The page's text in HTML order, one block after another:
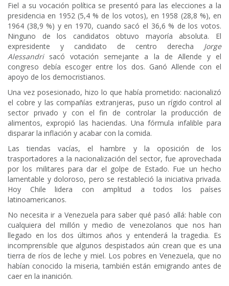
Fiel a su vocación política se presentó para las elecciones a la
presidencia en 1952 (5,4 % de los votos), en 1958 (28,8 %), en
1964 (38,9 %) y en 1970, cuando sacó el 36,6 % de los votos.
Ninguno de los candidatos obtuvo mayoría absoluta. El
expresidente y candidato de centro derecha Jorge
Alessandri sacó votación semejante a la de Allende y el
congreso debía escoger entre los dos. Ganó Allende con el
apoyo de los democristianos.
Una vez posesionado, hizo lo que había prometido: nacionalizó
el cobre y las compañías extranjeras, puso un rígido control al
sector privado y con el fin de controlar la producción de
alimentos, expropió las haciendas. Una fórmula infalible para
disparar la inflación y acabar con la comida.
Las tiendas vacías, el hambre y la oposición de los
trasportadores a la nacionalización del sector, fue aprovechada
por los militares para dar el golpe de Estado. Fue un hecho
lamentable y doloroso, pero se restableció la iniciativa privada.
Hoy Chile lidera con amplitud a todos los países
latinoamericanos.
No necesita ir a Venezuela para saber qué pasó allá: hable con
cualquiera del millón y medio de venezolanos que nos han
llegado en los dos últimos años y entenderá la tragedia. Es
incomprensible que algunos despistados aún crean que es una
tierra de ríos de leche y miel. Los pobres en Venezuela, que no
habían conocido la miseria, también están emigrando antes de
caer en la inanición.